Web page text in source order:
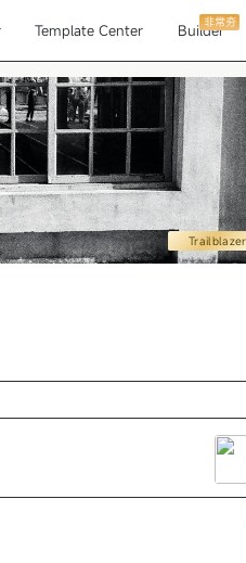
Template Center Builder
非常夯
Trailblazer